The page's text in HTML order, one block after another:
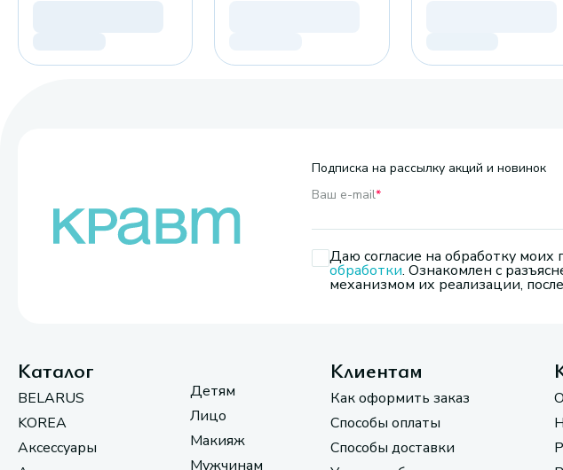
Подписка на рассылку акций и новинок
Ваш e-mail*
Даю согласие на обработку моих
обработки. Ознакомлен с
механизмом их реализации,
Каталог
BELARUS
KOREA
Аксессуары
Детям
Лицо
Макияж
Мужчинам
Клиентам
Как оформить заказ
Способы оплаты
Способы доставки